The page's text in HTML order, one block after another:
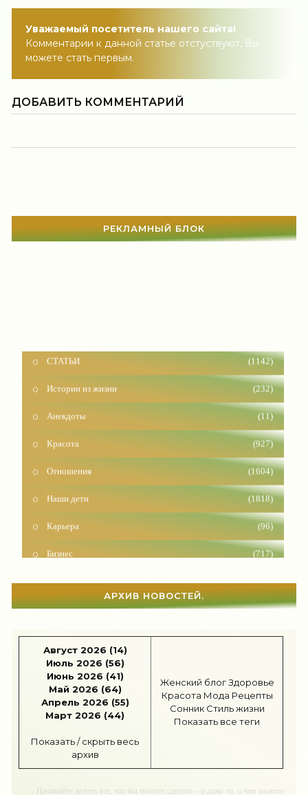
Уважаемый посетитель нашего сайта!
Комментарии к данной статье отстуствуют, Вы
можете стать первым.
ДОБАВИТЬ КОММЕНТАРИЙ
РЕКЛАМНЫЙ БЛОК
СТАТЬИ (1142)
(232)
(11)
(927)
(1604)
(1818)
(96)
(717)
Шоппинг (47)
Отдых
Здоровье (1536)
Гороскоп (56)
Тесты онлайн
Беременность (124)
АРХИВ НОВОСТЕЙ.
Август 2026 (14)
Июль 2026 (56)
Июнь 2026 (41)
Май 2026 (64)
Апрель 2026 (55)
Март 2026 (44)
Показать / скрыть весь
архив
Женский блог Здоровье
Красота Мода Рецепты
Сонник Стиль жизни
Показать все теги
-- Начинайте делать все, что вы можете сделать – и даже то, о чем можете